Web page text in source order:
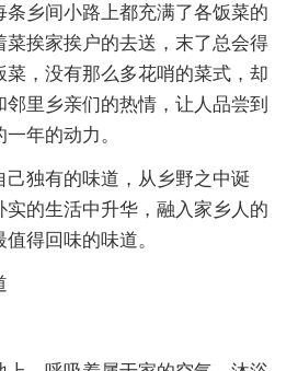
条乡间小路上都充满了各饭菜的
菜挨家挨户的去送，末了总会得
，没有那么多花哨的菜式，却
里乡亲们的热情，让人品尝到
年的动力。
己独有的味道，从乡野之中诞
的生活中升华，融入家乡人的
得回味的味道。